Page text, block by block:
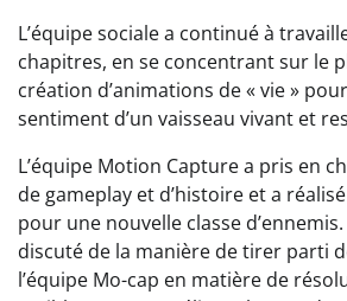
L’équipe sociale a continué à
chapitres, en se concentrant sur le
création d’animations de « vie »
sentiment d’un vaisseau vivant et
L’équipe Motion Capture a pris en
de gameplay et d’histoire et a
pour une nouvelle classe
discuté de la manière de tirer parti
l’équipe Mo-cap en matière de